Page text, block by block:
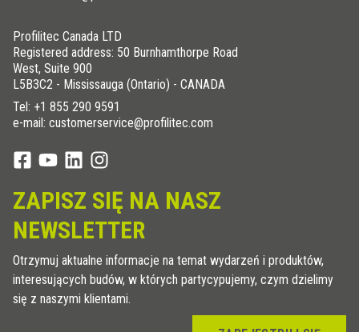
Profilitec Canada LTD
Registered address: 50 Burnhamthorpe Road
West, Suite 900
L5B3C2 - Mississauga (Ontario) - CANADA
Tel: +1 855 290 9591
e-mail: customerservice@profilitec.com
ZAPISZ SIĘ NA NASZ
NEWSLETTER
Otrzymuj aktualne informacje na temat wydarzeń i produktów,
interesujących budów, w których partycypujemy, czym dzielimy
się z naszymi klientami.